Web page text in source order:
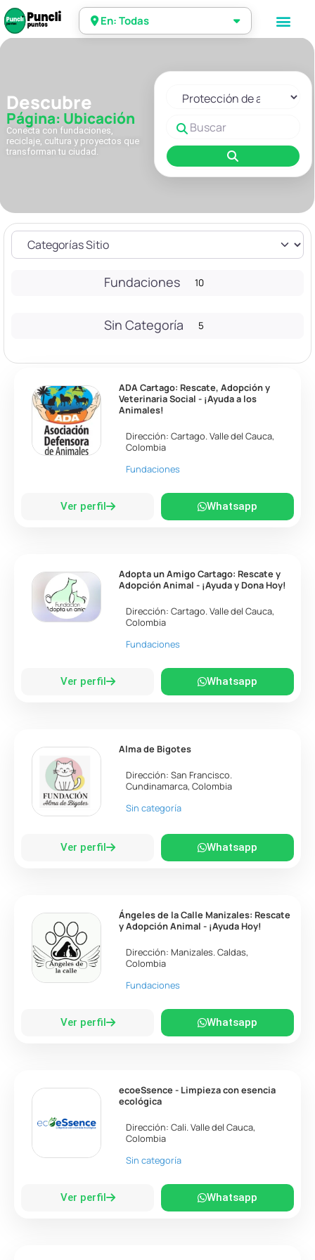
En: Todas
Descubre
Página: Ubicación
Conecta con fundaciones,
reciclaje, cultura y proyectos que
transforman tu ciudad.
Seleccionar el formulario de
Buscar
Fundaciones 10
Sin Categoría 5
ADA Cartago: Rescate, Adopción y
Veterinaria Social - ¡Ayuda a los
Animales!
Dirección:Cartago.Valle del Cauca,
Colombia
Fundaciones
Ver perfil Whatsapp
Adopta un Amigo Cartago: Rescate y
Adopción Animal - ¡Ayuda y Dona Hoy!
Dirección:Cartago.Valle del Cauca,
Colombia
Fundaciones
Ver perfil Whatsapp
Alma de Bigotes
Dirección:San Francisco.
Cundinamarca,Colombia
Sin categoría
Ver perfil Whatsapp
Ángeles de la Calle Manizales: Rescate
y Adopción Animal - ¡Ayuda Hoy!
Dirección: Manizales.Caldas,
Colombia
Fundaciones
Ver perfil Whatsapp
ecoeSsence - Limpieza con esencia
ecológica
Dirección:Cali.Valle del Cauca,
Colombia
Sin categoría
Ver perfil Whatsapp